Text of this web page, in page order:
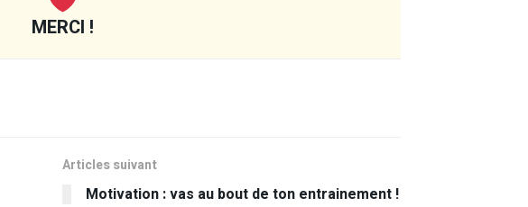
MERCI !
Articles suivant
Motivation : vas au bout de ton entrainement !